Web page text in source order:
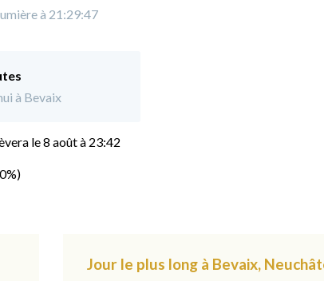
à 21:29:47
à Bevaix
le 8 août à 23:42
Jour le plus long à Bevaix,